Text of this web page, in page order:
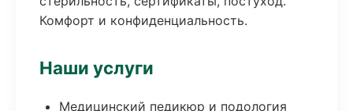
Комфорт и конфиденциальность.
Наши услуги
Медицинский педикюр и подология